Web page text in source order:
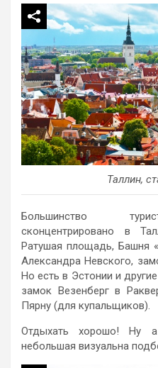
Таллин,
Большинство
сконцентрировано в
Ратушая площадь, Башня
Александра Невского,
Но есть в Эстонии и
замок Везенберг в
Пярну (для купальщиков).
Отдыхать хорошо! Ну
небольшая визуальна